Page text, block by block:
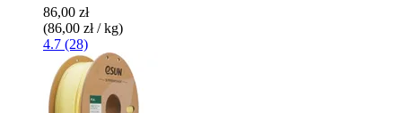
86,00 zł
(86,00 zł / kg)
4.7 (28)